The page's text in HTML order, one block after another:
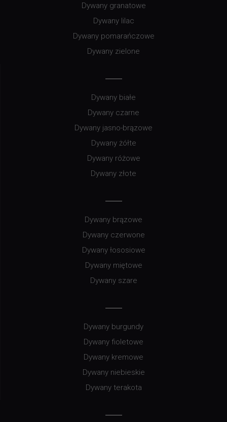
Dywany granatowe
Dywany lilac
Dywany pomarańczowe
Dywany zielone
Dywany białe
Dywany czarne
Dywany jasno-brązowe
Dywany żółte
Dywany różowe
Dywany złote
Dywany brązowe
Dywany czerwone
Dywany łososiowe
Dywany miętowe
Dywany szare
Dywany burgundy
Dywany fioletowe
Dywany kremowe
Dywany niebieskie
Dywany terakota